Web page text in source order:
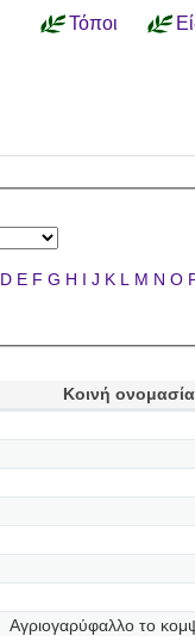
Τόποι
D E F G H I J K L M N O
Κοινή ονομασία
Αγριογαρύφαλλο το